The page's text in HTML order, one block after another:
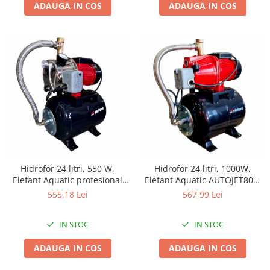
Pentru Casa si Camping
Accesorii aragaze & butelii
Butelii
Gratare
Pirostrii si accesorii pentru gatit
Plite & aragaze
Iluminat & electrice
Prelungitoare & cabluri electrice
Becuri
Coliere plastic
Conectori/doze
Lampi solare
Lanterne
Lumina de crestere pentru plante
ADAUGA IN COS ADAUGA IN COS
Hidrofor 24 litri, 550 W,
Elefant Aquatic profesional
AUTOJS80, absorbtie 9 m,
555,18 Lei
IN STOC
ADAUGA IN COS
Hidrofor 24 litri, 1000W,
Elefant Aquatic AUTOJET80S,
50 l/min, inox-otel, absorbtie
567,99 Lei
IN STOC
ADAUGA IN COS